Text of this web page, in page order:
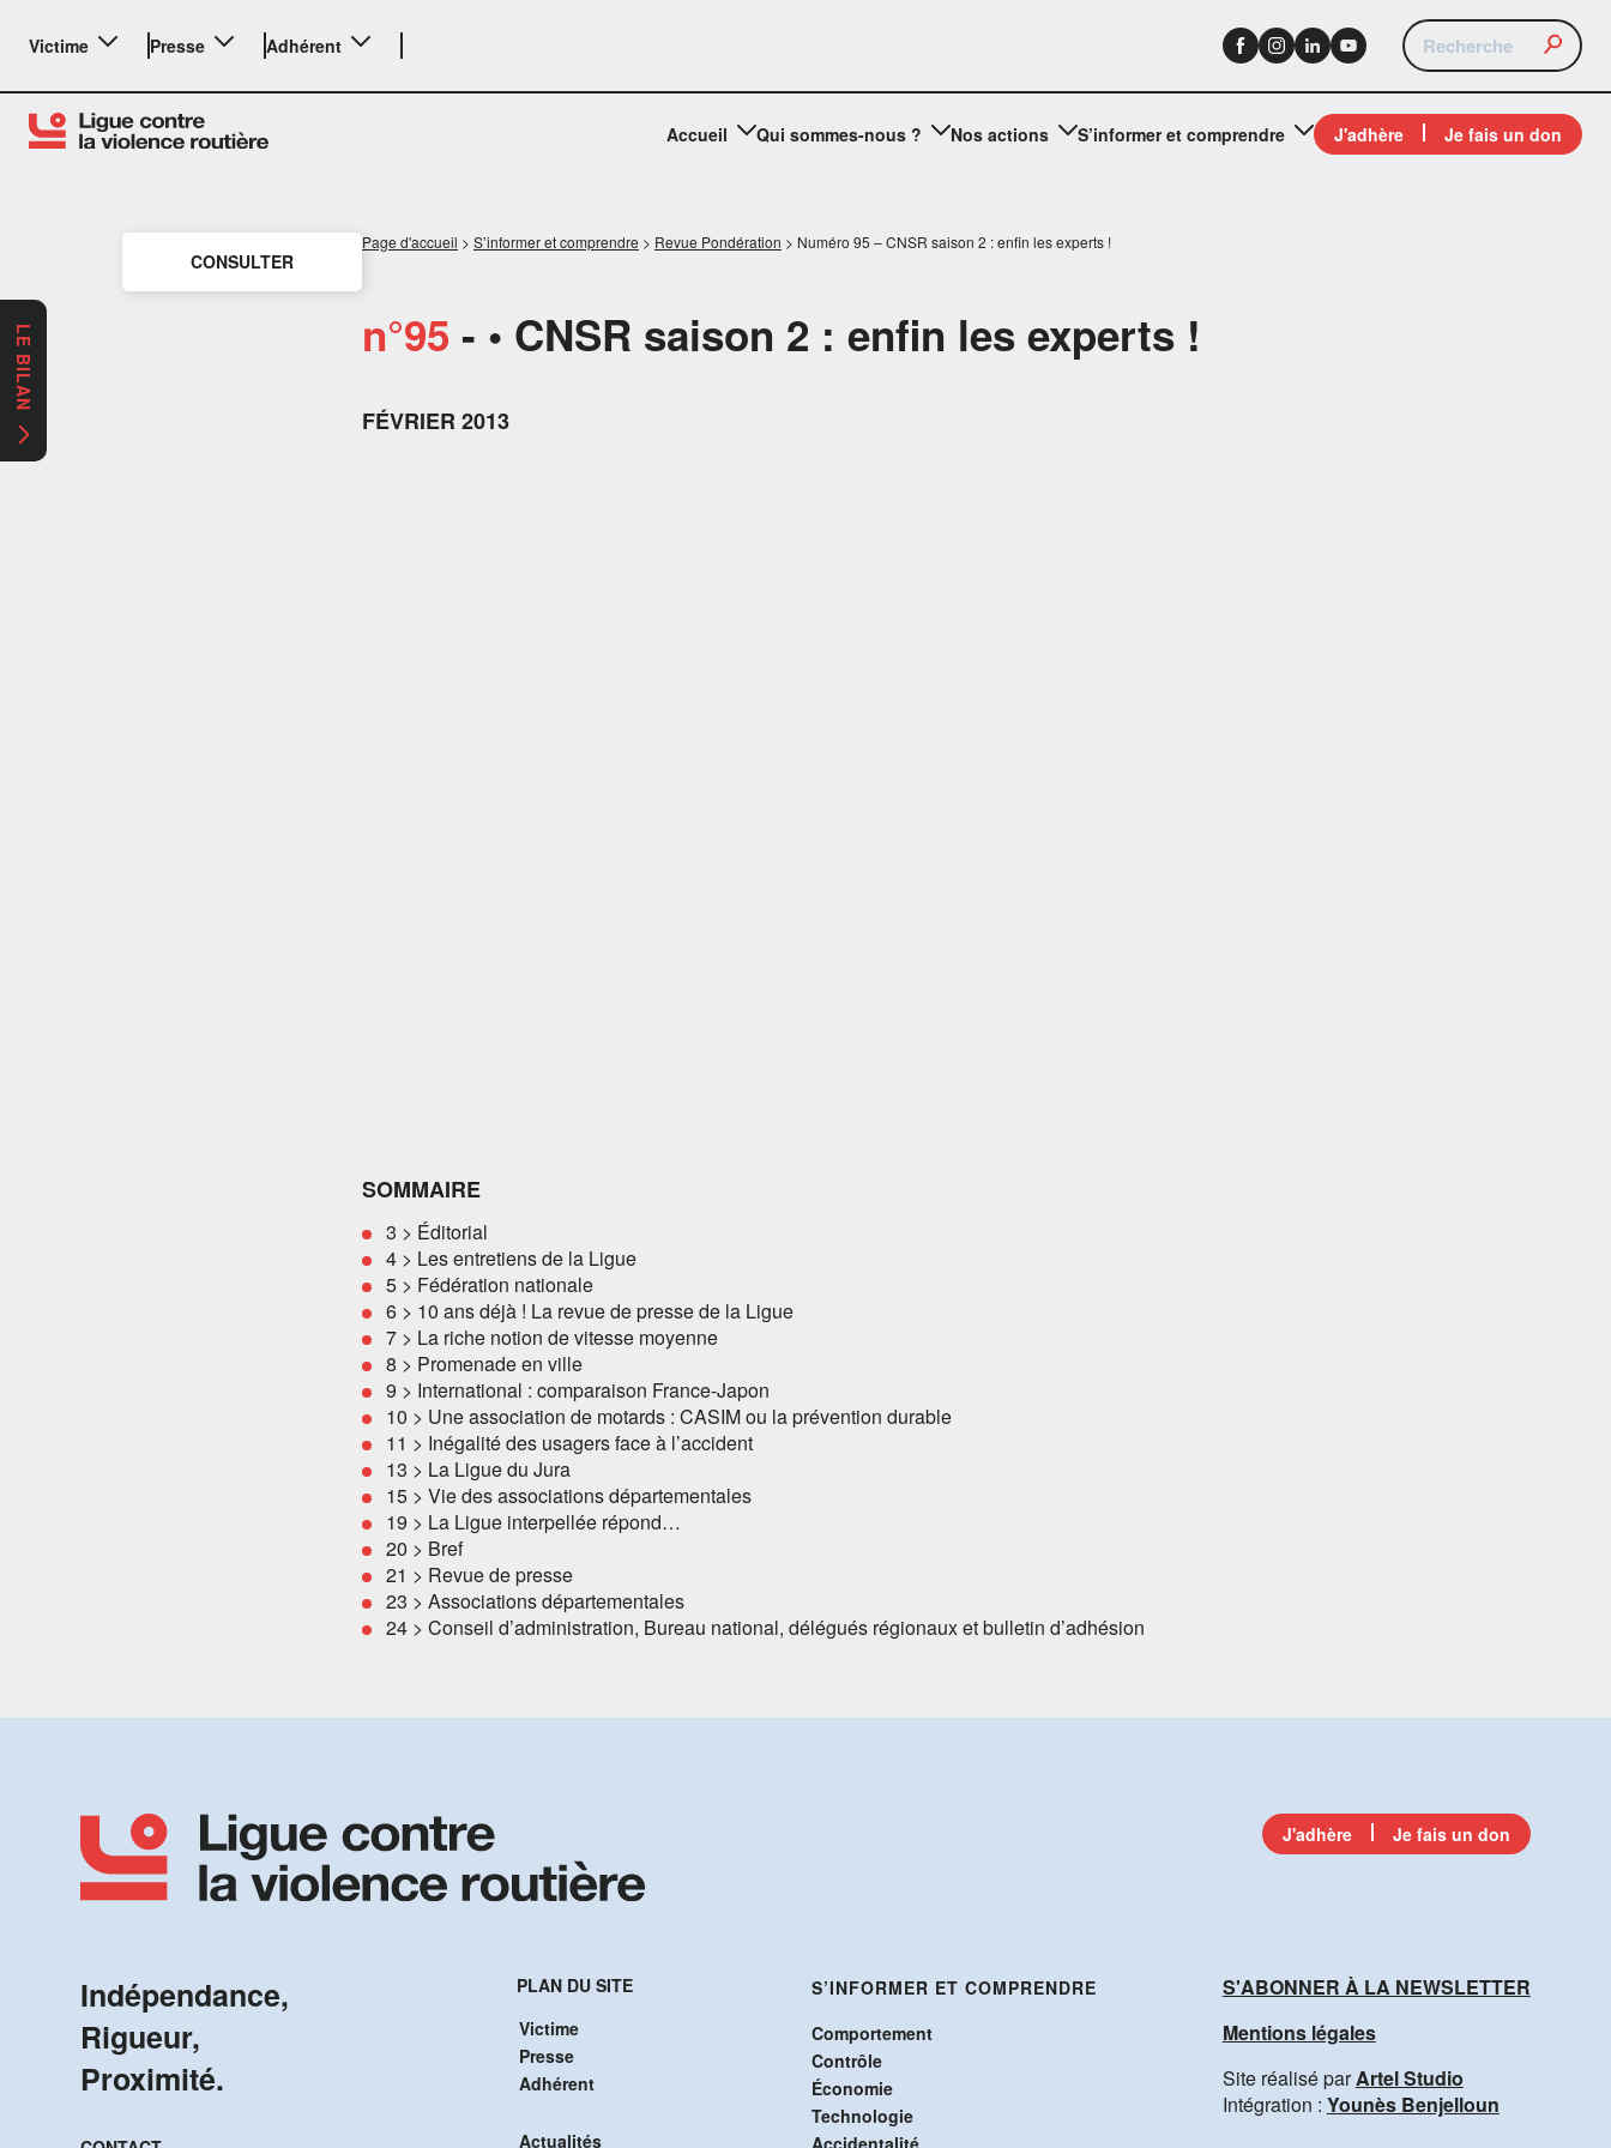
Victime Presse Adhérent
Accueil Qui sommes-nous ? Nos actions S’informer et comprendre J'adhère Je fais un don
CONSULTER
Page d'accueil > S’informer et comprendre > Revue Pondération > Numéro 95 – CNSR saison 2 : enfin les experts !
n°95 - • CNSR saison 2 : enfin les experts !
FÉVRIER 2013
SOMMAIRE
3 > Éditorial
4 > Les entretiens de la Ligue
5 > Fédération nationale
6 > 10 ans déjà ! La revue de presse de la Ligue
7 > La riche notion de vitesse moyenne
8 > Promenade en ville
9 > International : comparaison France-Japon
10 > Une association de motards : CASIM ou la prévention durable
11 > Inégalité des usagers face à l’accident
13 > La Ligue du Jura
15 > Vie des associations départementales
19 > La Ligue interpellée répond…
20 > Bref
21 > Revue de presse
23 > Associations départementales
24 > Conseil d’administration, Bureau national, délégués régionaux et bulletin d’adhésion
J'adhère Je fais un don
Indépendance,
Rigueur,
Proximité.
PLAN DU SITE
Victime
Presse
Adhérent
Actualités
S’INFORMER ET COMPRENDRE
Comportement
Contrôle
Économie
Technologie
S'ABONNER À LA NEWSLETTER
Mentions légales
Site réalisé parArtel Studio
Intégration : Younès Benjelloun
LE BILAN